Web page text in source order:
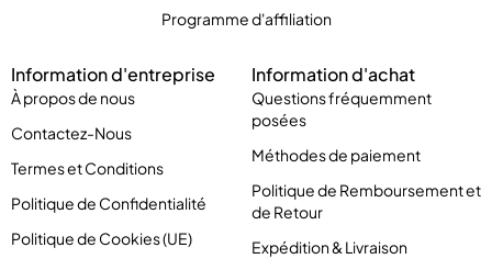
Programme d'affiliation
Information d'entreprise
À propos de nous
Contactez-Nous
Termes et Conditions
Politique de Confidentialité
Politique de Cookies (UE)
Information d'achat
Questions fréquemment
posées
Méthodes de paiement
Politique de Remboursement et
de Retour
Expédition & Livraison